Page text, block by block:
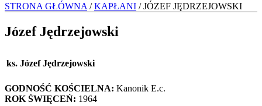
STRONA GŁÓWNA /KAPŁANI / JÓZEF JĘDRZEJOWSKI
Józef Jędrzejowski
ks. Józef Jędrzejowski
GODNOŚĆ KOŚCIELNA: Kanonik E.c.
ROK ŚWIĘCEŃ: 1964